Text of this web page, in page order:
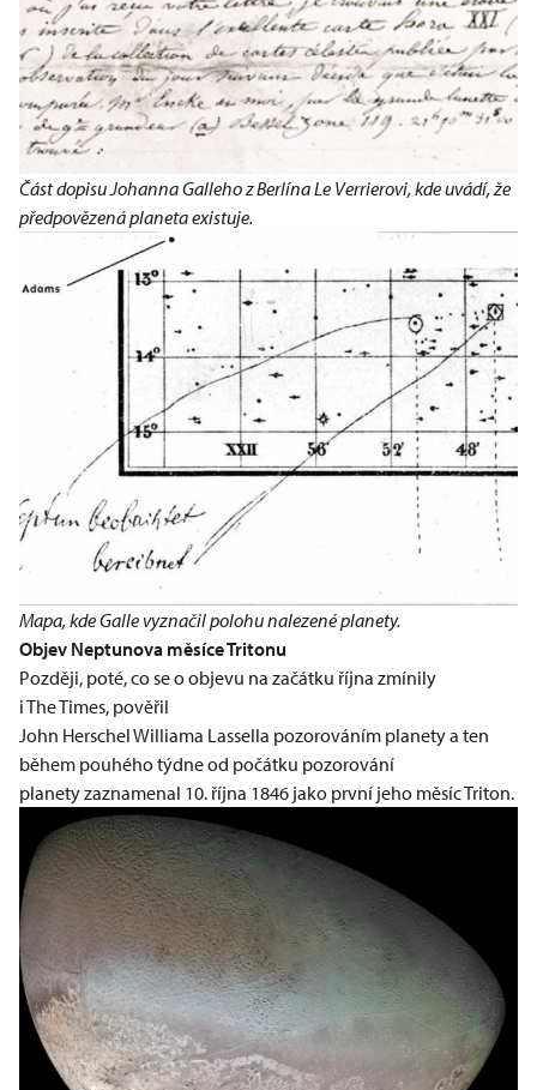
Část dopisu Johanna Galleho z Berlína Le Verrierovi, kde uvádí, že
předpovězená planeta existuje.
Mapa, kde Galle vyznačil polohu nalezené planety.
Objev Neptunova měsíce Tritonu
Později, poté, co se o objevu na začátku října zmínily
i The Times, pověřil
John Herschel Williama Lassella pozorováním planety a ten
během pouhého týdne od počátku pozorování
planety zaznamenal 10. října 1846 jako první jeho měsíc Triton.